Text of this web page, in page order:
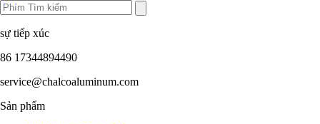
sự tiếp xúc
86 17344894490
service@chalcoaluminum.com
Sản phẩm